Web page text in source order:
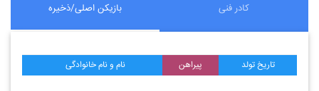
بازیکن اصلی/ذخیره کادر فنی
نام و نام خانوادگی پیراهن تاریخ تولد